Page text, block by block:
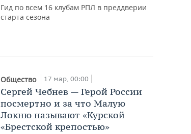
Гид по всем 16 клубам РПЛ в преддверии
старта сезона
Общество 17 мар, 00:00
Сергей Чебнев — Герой России
посмертно и за что Малую
Локню называют «Курской
«Брестской крепостью»